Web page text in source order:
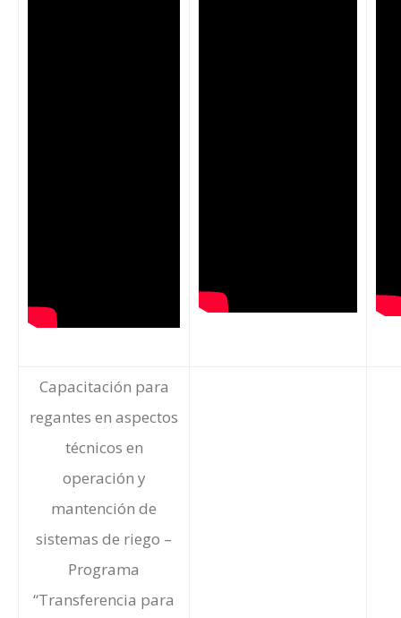
Capacitación para
regantes en aspectos
técnicos en
operación y
mantención de
sistemas de riego –
Programa
“Transferencia para